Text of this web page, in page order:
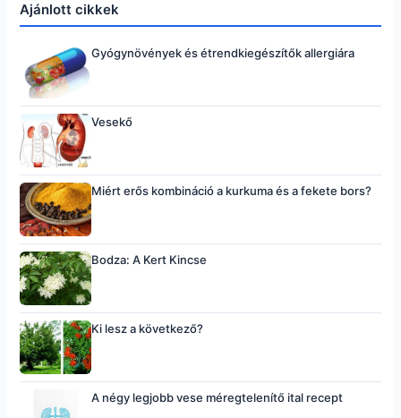
Ajánlott cikkek
Gyógynövények és étrendkiegészítők allergiára
Vesekő
Miért erős kombináció a kurkuma és a fekete bors?
Bodza: A Kert Kincse
Ki lesz a következő?
A négy legjobb vese méregtelenítő ital recept